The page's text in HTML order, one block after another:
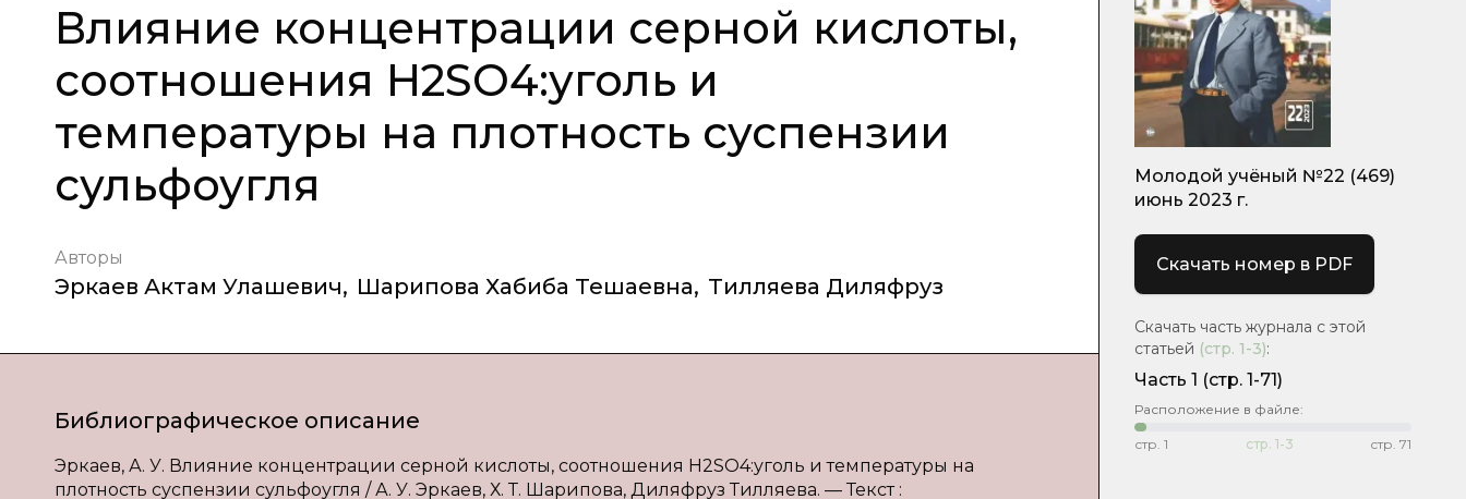
Влияние концентрации серной кислоты,
соотношения Н2SO4:уголь и
температуры на плотность суспензии
сульфоугля
Авторы
Эркаев Актам Улашевич, Шарипова Хабиба Тешаевна, Тилляева Диляфруз
Библиографическое описание
Эркаев, А. У. Влияние концентрации серной кислоты, соотношения Н2SO4:уголь и температуры на
плотность суспензии сульфоугля / А. У. Эркаев, Х. Т. Шарипова, Диляфруз Тилляева. — Текст :
Молодой учёный №22 (469)
июнь 2023 г.
Скачать номер в PDF
Скачать часть журнала с этой
статьей (стр. 1-3):
Часть 1 (стр. 1-71)
Расположение в файле:
стр. 1 стр. 1-3 стр. 71